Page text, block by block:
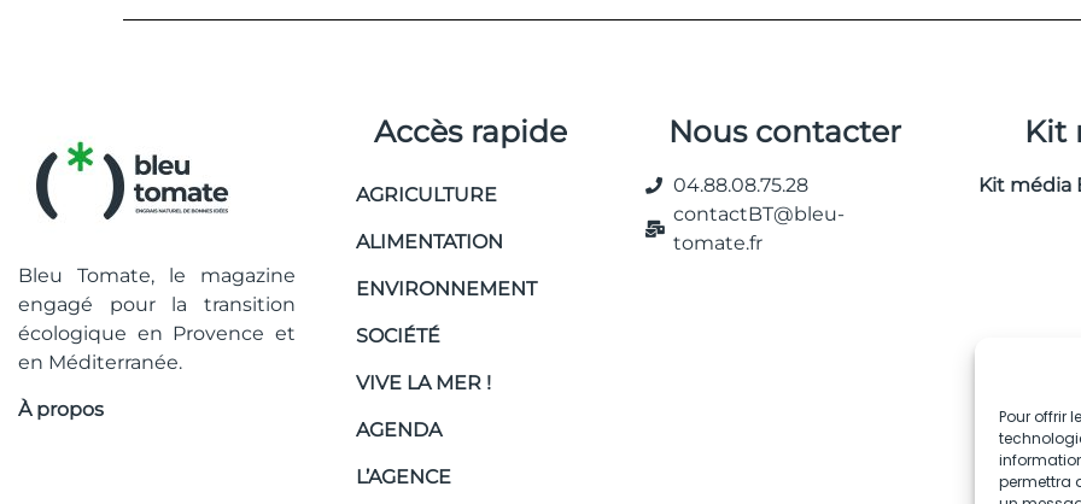
Pour offrir
permettra
Bleu Tomate, le magazine
engagé pour la transition
écologique en Provence et
en Méditerranée.
À propos
Accès rapide
AGRICULTURE
ALIMENTATION
ENVIRONNEMENT
SOCIÉTÉ
VIVE LA MER !
AGENDA
L’AGENCE
Nous contacter
04.88.08.75.28
contactBT@bleu-
tomate.fr
Kit
Kit média